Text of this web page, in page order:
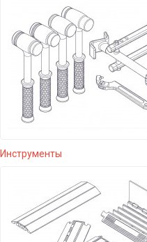
Инструменты